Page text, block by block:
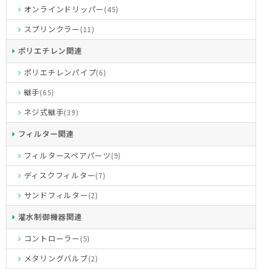
オンラインドリッパー(45)
スプリンクラー(11)
ポリエチレン関連
ポリエチレンパイプ(6)
継手(65)
ネジ式継手(39)
フィルター関連
フィルタースペアパーツ(9)
ディスクフィルター(7)
サンドフィルター(2)
灌水制御機器関連
コントローラー(5)
メタリングバルブ(2)